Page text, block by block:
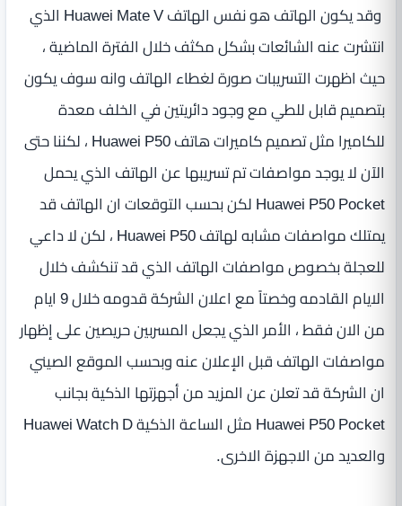
وقد يكون الهاتف هو نفس الهاتف Huawei Mate V الذي
انتشرت عنه الشائعات بشكل مكثف خلال الفترة الماضية ،
حيث اظهرت التسريبات صورة لغطاء الهاتف وانه سوف يكون
بتصميم قابل للطي مع وجود دائريتين في الخلف معدة
للكاميرا مثل تصميم كاميرات هاتف Huawei P50 ، لكننا حتى
الآن لا يوجد مواصفات تم تسريبها عن الهاتف الذي يحمل
Huawei P50 Pocket لكن بحسب التوقعات ان الهاتف قد
يمتلك مواصفات مشابه لهاتف Huawei P50 ، لكن لا داعي
للعجلة بخصوص مواصفات الهاتف الذي قد تنكشف خلال
الايام القادمه وخصتاً مع اعلان الشركة قدومه خلال 9 ايام
من الان فقط ، الأمر الذي يجعل المسربين حريصين على إظهار
مواصفات الهاتف قبل الإعلان عنه وبحسب الموقع الصيني
ان الشركة قد تعلن عن المزيد من أجهزتها الذكية بجانب
Huawei P50 Pocket مثل الساعة الذكية Huawei Watch D
والعديد من الاجهزة الاخرى.